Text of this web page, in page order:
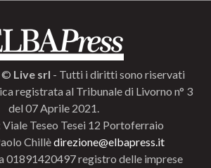
© Live srl - Tutti i diritti sono riservati
registrata al Tribunale di Livorno n° 3
del 07 Aprile 2021.
Viale Teseo Tesei 12 Portoferraio
Chillèdirezione@elbapress.it
01891420497 registro delle imprese